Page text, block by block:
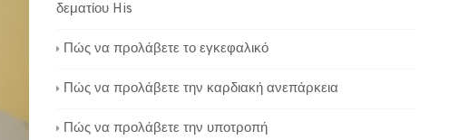
δεματίου His
Πώς να προλάβετε το εγκεφαλικό
Πώς να προλάβετε την καρδιακή ανεπάρκεια
Πώς να προλάβετε την υποτροπή